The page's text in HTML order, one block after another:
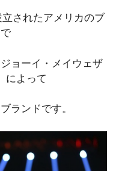
されたアメリカのブ
ョーイ・メイウェザ
によって
ランドです。